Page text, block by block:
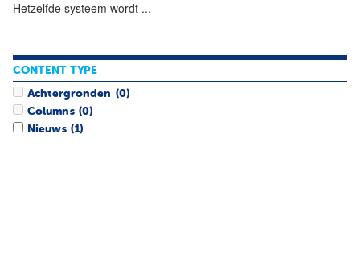
Hetzelfde systeem wordt ...
CONTENT TYPE
Achtergronden (0)
Columns (0)
Nieuws (1)